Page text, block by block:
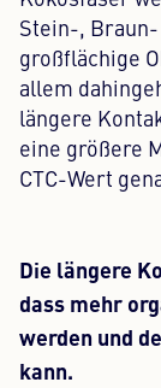
Stein-,
großflächige
allem
längere
eine größere
CTC-Wert
Die längere
dass mehr
werden und
kann.